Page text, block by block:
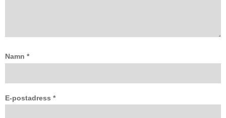
Namn *
E-postadress *